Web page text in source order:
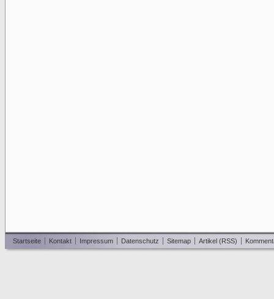
Startseite Kontakt Impressum Datenschutz Sitemap Artikel (RSS)